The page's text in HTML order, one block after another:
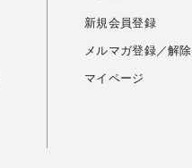
新規会員登録
メルマガ登録／解除
マイページ